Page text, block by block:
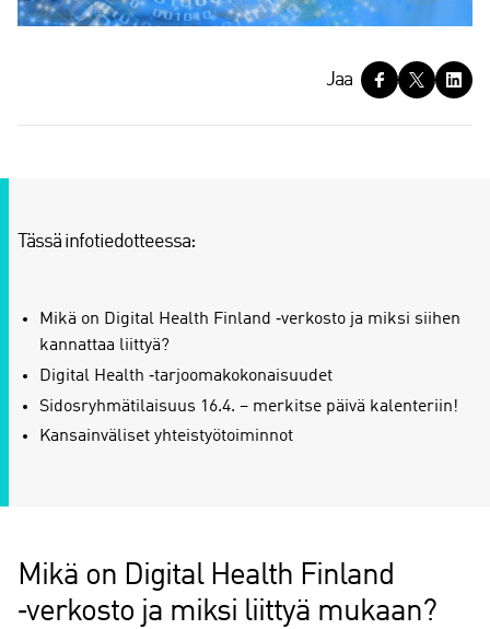
a
Jaa
Tässä infotiedotteessa:
Mikä on Digital Health Finland ‑verkosto ja miksi siihen
kannattaa liittyä?
Digital Health ‑tarjoomakokonaisuudet
Sidosryhmätilaisuus 16.4. – merkitse päivä kalenteriin!
Kansainväliset yhteistyötoiminnot
Mikä on Digital Health Finland
‑verkosto ja miksi liittyä mukaan?